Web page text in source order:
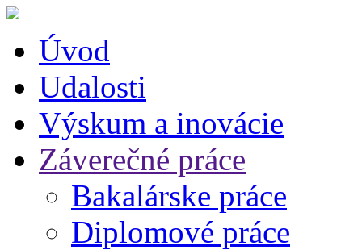
Úvod
Udalosti
Výskum a inovácie
Záverečné práce
Bakalárske práce
Diplomové práce